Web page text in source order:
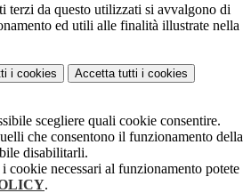
terzi da questo utilizzati si avvalgono di
ed utili alle finalità illustrate nella
i cookies Accetta tutti i cookies
scegliere quali cookie consentire.
che consentono il funzionamento della
disabilitarli.
cookie necessari al funzionamento potete
.